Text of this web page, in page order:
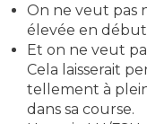
On ne veut pas
élevée en début
Et on ne veut
Cela laisserait
tellement à
dans sa course.